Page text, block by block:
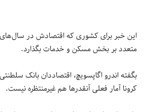
این خبر برای کشوری که اقتصادش در سال‌های
متعدد بر بخش مسکن و خدمات بگذارد.
کرونا آمار فعلی آنقدرها هم غیرمنتظره نیست.